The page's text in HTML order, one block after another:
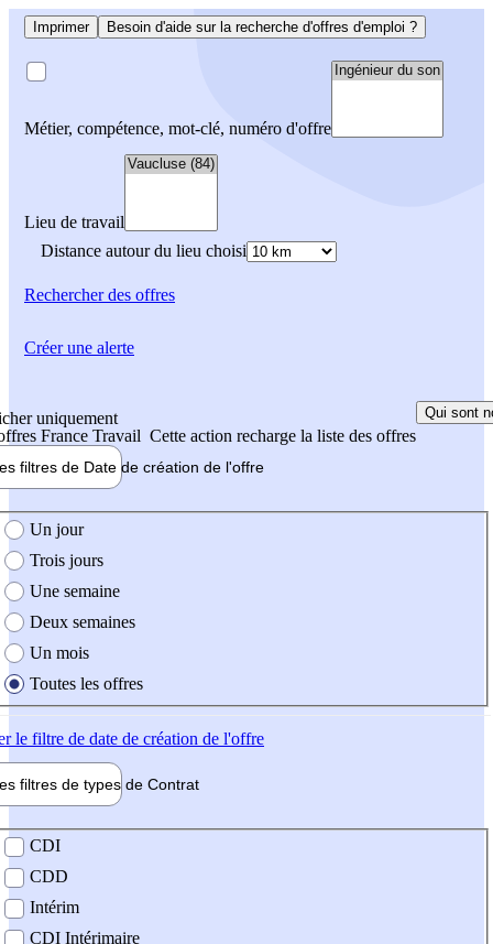
Imprimer Besoin d'aide sur la recherche d'offres d'emploi ?
Métier, compétence, mot-clé, numéro d'offre
Lieu de travail
Distance autour du lieu choisi
Rechercherdes offres
uniquement
France Travail Cette action recharge la liste des offres
Qui sont
filtres de Date de création de l'offre
création de l'offre
Un jour
Trois jours
Une semaine
Deux semaines
Un mois
Toutes les offres
le filtre de date de création de l'offre
filtres de types de Contrat
contrat
CDI
CDD
Intérim
CDI Intérimaire
Créer une alerte